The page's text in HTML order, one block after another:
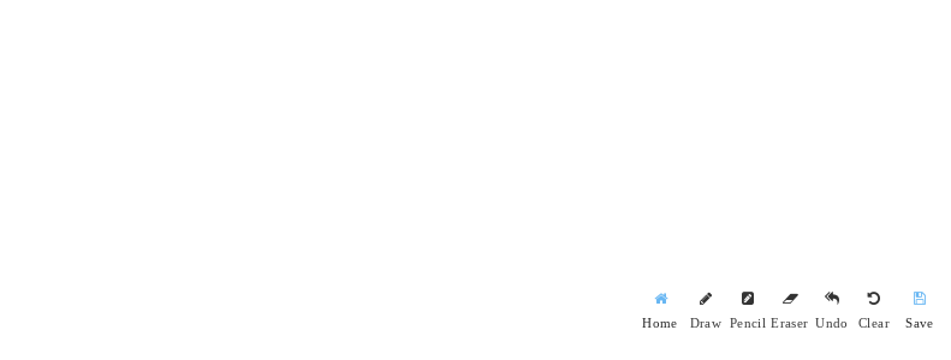
Home Draw Pencil Eraser Undo Clear Save